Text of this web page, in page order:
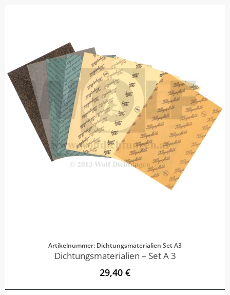
Artikelnummer: Dichtungsmaterialien Set A3
Dichtungsmaterialien – Set A 3
29,40 €